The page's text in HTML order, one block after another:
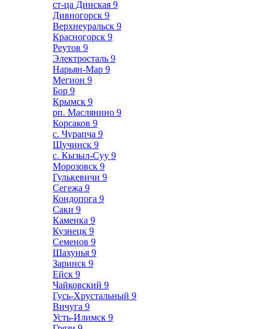
ст-ца Динская 9
Дивногорск 9
Верхнеуральск 9
Красногорск 9
Реутов 9
Электросталь 9
Нарьян-Мар 9
Мегион 9
Бор 9
Крымск 9
рп. Маслянино 9
Корсаков 9
с. Чурапча 9
Щучинск 9
с. Кызыл-Суу 9
Морозовск 9
Гулькевичи 9
Сегежа 9
Кондопога 9
Саки 9
Каменка 9
Кузнецк 9
Семенов 9
Шахунья 9
Заринск 9
Ейск 9
Чайковский 9
Гусь-Хрустальный 9
Вичуга 9
Усть-Илимск 9